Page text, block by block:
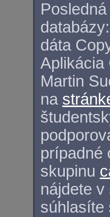
databázy:
dáta
Aplikácia
Martin
na
prípadné
skupinu
nájdete